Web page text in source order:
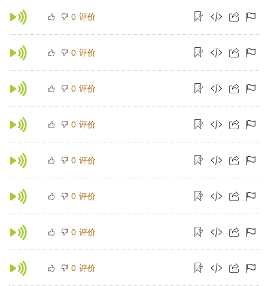
0 评价
0 评价
0 评价
0 评价
0 评价
0 评价
0 评价
0 评价